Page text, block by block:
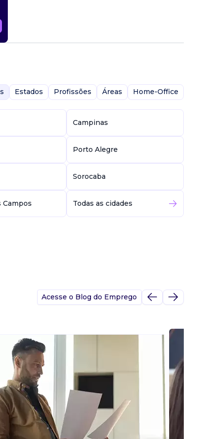
Estados Profissões Áreas Home-Office
Campinas
Porto Alegre
Sorocaba
Campos Todas as cidades
Acesse o Blog do Emprego